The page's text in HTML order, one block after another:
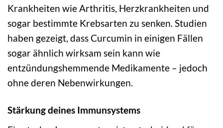
Krankheiten wie Arthritis, Herzkrankheiten und
sogar bestimmte Krebsarten zu senken. Studien
haben gezeigt, dass Curcumin in einigen Fällen
sogar ähnlich wirksam sein kann wie
entzündungshemmende Medikamente – jedoch
ohne deren Nebenwirkungen.
Stärkung deines Immunsystems